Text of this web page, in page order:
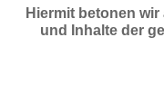
Hiermit betonen
und Inhalte der